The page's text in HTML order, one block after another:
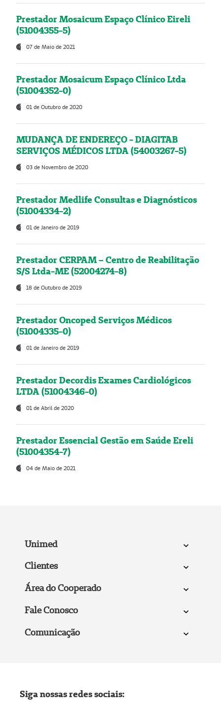
Prestador Mosaicum Espaço Clínico Eireli
(51004355-5)
07 de Maio de 2021
Prestador Mosaicum Espaço Clínico Ltda
(51004352-0)
01 de Outubro de 2020
MUDANÇA DE ENDEREÇO - DIAGITAB
SERVIÇOS MÉDICOS LTDA (54003267-5)
03 de Novembro de 2020
Prestador Medlife Consultas e Diagnósticos
(51004334-2)
01 de Janeiro de 2019
Prestador CERPAM – Centro de Reabilitação
S/S Ltda-ME (52004274-8)
18 de Outubro de 2019
Prestador Oncoped Serviços Médicos
(51004335-0)
01 de Janeiro de 2019
Prestador Decordis Exames Cardiológicos
LTDA (51004346-0)
01 de Abril de 2020
Prestador Essencial Gestão em Saúde Ereli
(51004354-7)
04 de Maio de 2021
Unimed
Clientes
Área do Cooperado
Fale Conosco
Comunicação
Siga nossas redes sociais: